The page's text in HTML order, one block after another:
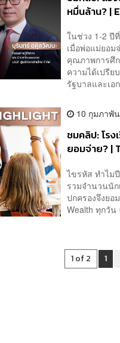
หมื่นล้าน? |
ในช่วง 1-2 ปี
เมื่อพ่อแม่ยอ
คุณภาพการศึ
ความได้เปรี
รัฐบาลและเ
10 กุมภาพั
ชมคลิป: โรง
ยอมจ่าย? |
ไขรหัส ทำไม
รวมจำนวนนัก
ปกครองจึงย
Wealth ทุกวัน
1 of 2 1